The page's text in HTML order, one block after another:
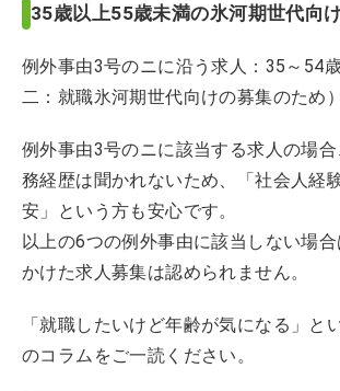
35歳以上55歳未満の氷河期世代向
例外事由3号のニに沿う求人：35～54
二：就職氷河期世代向けの募集のため）
例外事由3号のニに該当する求人の場
務経歴は聞かれないため、「社会人経
安」という方も安心です。
以上の6つの例外事由に該当しない場
かけた求人募集は認められません。
「就職したいけど年齢が気になる」と
のコラムをご一読ください。